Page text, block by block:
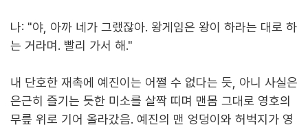
나: "야, 아까 네가 그랬잖아. 왕게임은 왕이 하라는 대로 하
는 거라며. 빨리 가서 해."
내 단호한 재촉에 예진이는 어쩔 수 없다는 듯, 아니 사실은
은근히 즐기는 듯한 미소를 살짝 띠며 맨몸 그대로 영호의
무릎 위로 기어 올라갔음. 예진의 맨 엉덩이와 허벅지가 영